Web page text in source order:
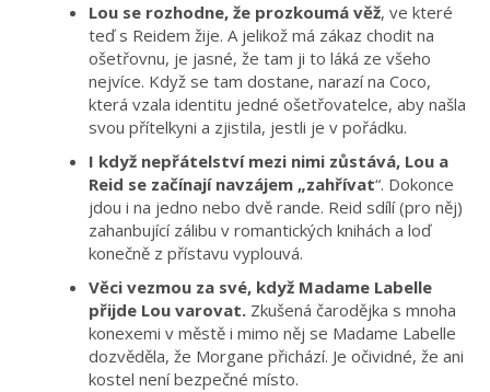
Lou se rozhodne, že prozkoumá věž, ve které
teď s Reidem žije. A jelikož má zákaz chodit na
ošetřovnu, je jasné, že tam ji to láká ze všeho
nejvíce. Když se tam dostane, narazí na Coco,
která vzala identitu jedné ošetřovatelce, aby našla
svou přítelkyni a zjistila, jestli je v pořádku.
I když nepřátelství mezi nimi zůstává, Lou a
Reid se začínají navzájem „zahřívat“. Dokonce
jdou i na jedno nebo dvě rande. Reid sdílí (pro něj)
zahanbující zálibu v romantických knihách a loď
konečně z přístavu vyplouvá.
Věci vezmou za své, když Madame Labelle
přijde Lou varovat. Zkušená čarodějka s mnoha
konexemi v městě i mimo něj se Madame Labelle
dozvěděla, že Morgane přichází. Je očividné, že ani
kostel není bezpečné místo.